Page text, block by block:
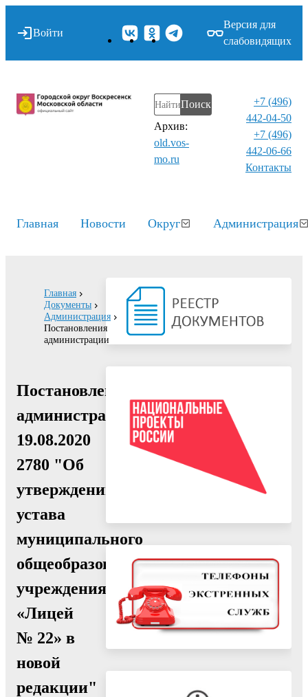
Войти
Версия для
слабовидящих
Поиск
Архив:
old.vos-
mo.ru
+7 (496)
442-04-50
+7 (496)
442-06-66
Контакты⁠
Главная Новости Округ Администрация
Главная
Документы
Администрация
Постановления
администрации
Постановление
администрации
19.08.2020
2780 "Об
утверждении
устава
муниципального
общеобразовательного
учреждения
«Лицей
№ 22» в
новой
редакции"